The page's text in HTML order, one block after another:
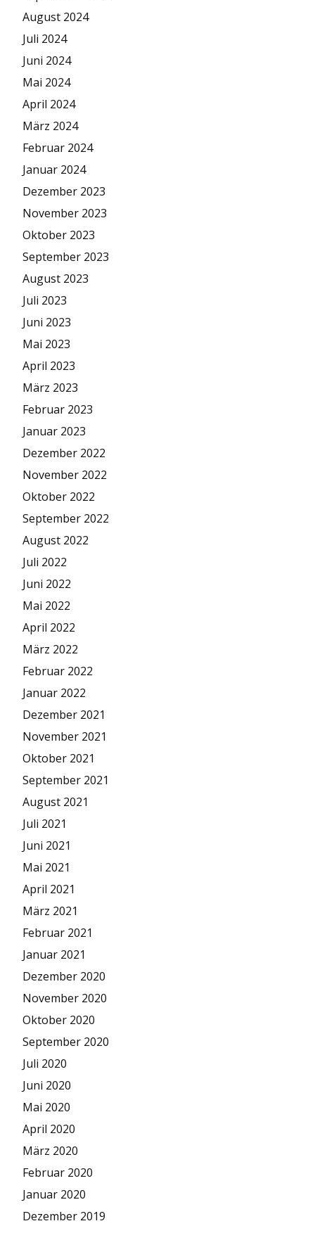
August 2024
Juli 2024
Juni 2024
Mai 2024
April 2024
März 2024
Februar 2024
Januar 2024
Dezember 2023
November 2023
Oktober 2023
September 2023
August 2023
Juli 2023
Juni 2023
Mai 2023
April 2023
März 2023
Februar 2023
Januar 2023
Dezember 2022
November 2022
Oktober 2022
September 2022
August 2022
Juli 2022
Juni 2022
Mai 2022
April 2022
März 2022
Februar 2022
Januar 2022
Dezember 2021
November 2021
Oktober 2021
September 2021
August 2021
Juli 2021
Juni 2021
Mai 2021
April 2021
März 2021
Februar 2021
Januar 2021
Dezember 2020
November 2020
Oktober 2020
September 2020
Juli 2020
Juni 2020
Mai 2020
April 2020
März 2020
Februar 2020
Januar 2020
Dezember 2019